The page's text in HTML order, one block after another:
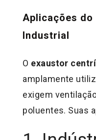
Aplicações
Industrial
O exaustor
amplamente
exigem
poluentes. Suas